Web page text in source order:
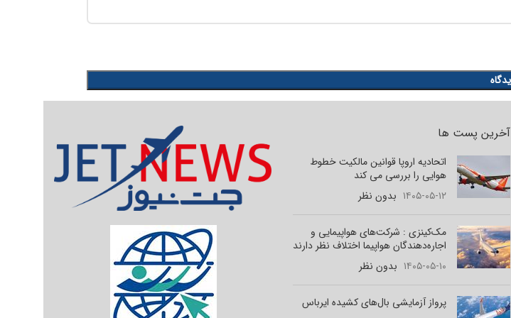
آخرین پست ها
اتحادیه اروپا قوانین مالکیت خطوط
هوایی را بررسی می کند
۱۴۰۵-۰۵-۱۲ بدون نظر
مک‌کینزی : شرکت‌های هواپیمایی و
اجاره‌دهندگان هواپیما اختلاف نظر دارند
۱۴۰۵-۰۵-۱۰ بدون نظر
پرواز آزمایشی بال‌های کشیده ایرباس